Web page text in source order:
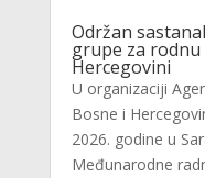
Održan
grupe za
Hercegovini
U organizaciji
Bosne i
2026. godine u
Međunarodne